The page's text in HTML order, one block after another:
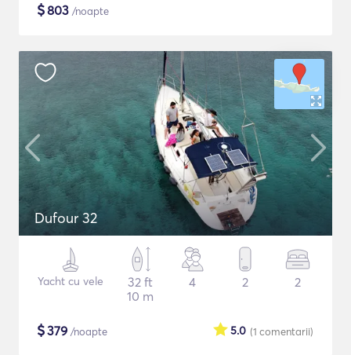
$803 /noapte
Dufour 32
Yacht cu vele
32 ft
10 m
4 2 2
$379 /noapte (1 comentarii)
5.0